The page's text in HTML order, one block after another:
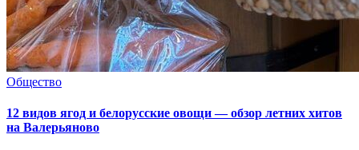
Общество
12 видов ягод и белорусские овощи — обзор летних хитов
на Валерьяново